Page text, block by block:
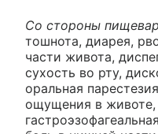
Со стороны
тошнота, диарея,
части живота,
сухость во рту,
оральная
ощущения в животе,